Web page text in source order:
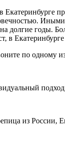
долгие годы.
в
по одному
подход
из